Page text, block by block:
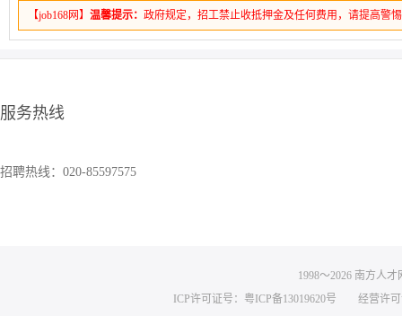
【job168网】 温馨提示： 政府规定，招工禁止收抵押金及任何费用，请提高警
服务热线
招聘热线：020-85597575
1998～2026 南方人才
ICP许可证号：粤ICP备13019620号 经营许可